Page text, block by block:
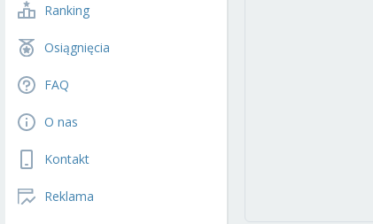
Ranking
Osiągnięcia
FAQ
O nas
Kontakt
Reklama